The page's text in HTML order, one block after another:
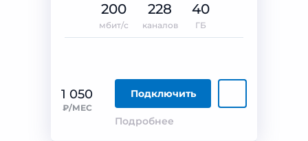
1 050
₽/МЕС
Подключить
Подробнее
200
мбит/с
228
каналов
40
ГБ